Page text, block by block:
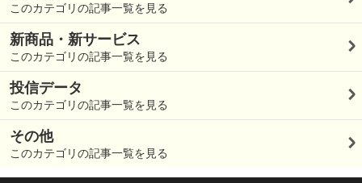
このカテゴリの記事一覧を見る
新商品・新サービス
このカテゴリの記事一覧を見る
投信データ
このカテゴリの記事一覧を見る
その他
このカテゴリの記事一覧を見る